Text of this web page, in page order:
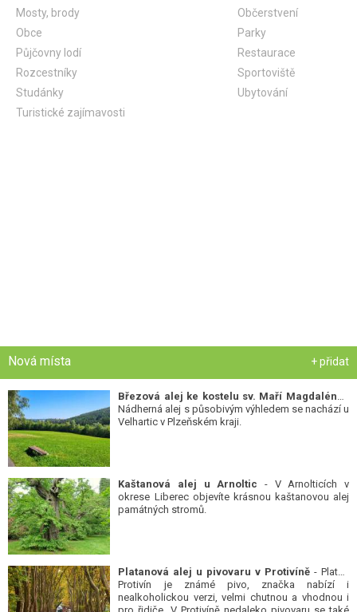
Mosty, brody
Občerstvení
Obce
Parky
Půjčovny lodí
Restaurace
Rozcestníky
Sportoviště
Studánky
Ubytování
Turistické zajímavosti
Nová místa + přidat
Nádherná alej s působivým výhledem se nachází u
Velhartic v Plzeňském kraji.
Kaštanová alej u Arnoltic - V Arnolticích v
okrese Liberec objevíte krásnou kaštanovou alej
památných stromů.
Platanová alej u pivovaru v Protivíně - Platan
Protivín je známé pivo, značka nabízí i
nealkoholickou verzi, velmi chutnou a vhodnou i